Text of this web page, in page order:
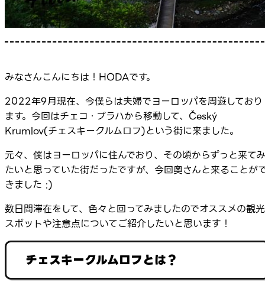
みなさんこんにちは！HODAです。
2022年9月現在、今僕らは夫婦でヨーロッパを周遊しており
ます。今回はチェコ・プラハから移動して、Český
Krumlov(チェスキークルムロフ)という街に来ました。
元々、僕はヨーロッパに住んでおり、その頃からずっと来てみ
たいと思っていた街だったですが、今回奥さんと来ることが
きました :)
数日間滞在をして、色々と回ってみましたのでオススメの観光
スポットや注意点についてご紹介したいと思います！
チェスキークルムロフとは？